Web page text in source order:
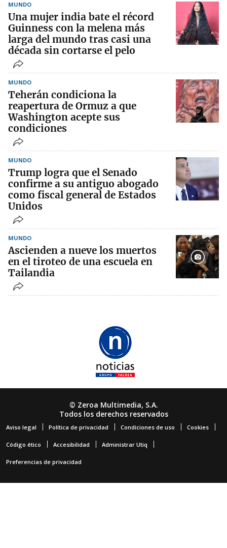
MUNDO
Una mujer india bate el récord
Guinness con la melena más
larga del mundo tras casi una
década sin cortarse el pelo
MUNDO
Teherán condiciona la
reapertura de Ormuz a que
Washington acepte sus
condiciones
MUNDO
Trump logra que el Senado
confirme a su antiguo abogado
como fiscal general de Estados
Unidos
MUNDO
Ascienden a nueve los muertos
en el tiroteo de una escuela en
Tailandia
© Zeroa Multimedia, S.A.
Todos los derechos reservados
Aviso legal Política de privacidad Condiciones de uso Cookies
Código ético Accesibilidad Administrar Utiq
Preferencias de privacidad